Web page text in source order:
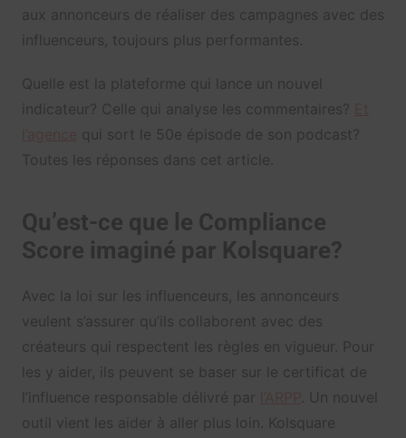
aux annonceurs de réaliser des campagnes avec des
influenceurs, toujours plus performantes.
Quelle est la plateforme qui lance un nouvel
indicateur? Celle qui analyse les commentaires?
qui sort le 50e épisode de son podcast?
Toutes les réponses dans cet article.
Qu’est-ce que le Compliance
Score imaginé par Kolsquare?
Avec la loi sur les influenceurs, les annonceurs
veulent s’assurer qu’ils collaborent avec des
créateurs qui respectent les règles en vigueur. Pour
les y aider, ils peuvent se baser sur le certificat de
l’influence responsable délivré par
. Un nouvel
outil vient les aider à aller plus loin. Kolsquare